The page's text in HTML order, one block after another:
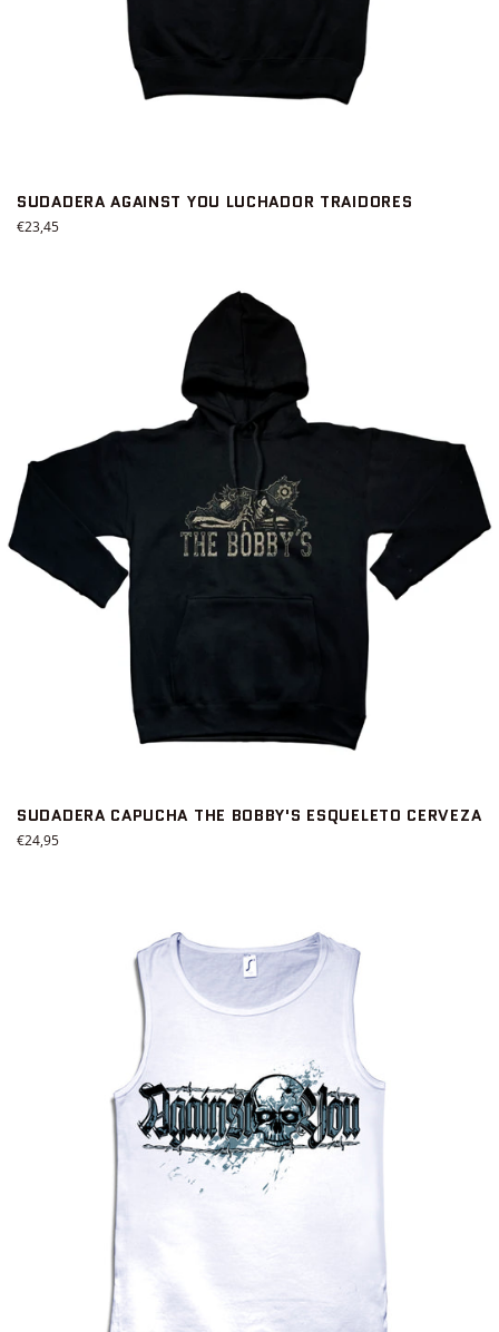
SUDADERA AGAINST YOU LUCHADOR TRAIDORES
Precio
€23,45
SUDADERA CAPUCHA THE BOBBY'S ESQUELETO CERVEZA
Precio
€24,95